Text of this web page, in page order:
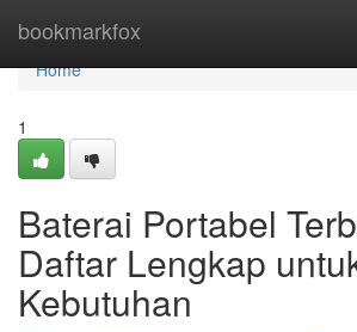
bookmarkfox
Home
Home
1
Baterai Portabel
Daftar Lengkap
Kebutuhan